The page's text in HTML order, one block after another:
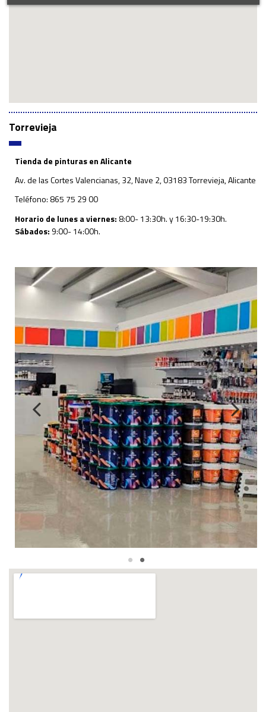
Torrevieja
Tienda de pinturas en Alicante
Av. de las Cortes Valencianas, 32, Nave 2, 03183 Torrevieja, Alicante
Teléfono: 865 75 29 00
Horario de lunes a viernes: 8:00- 13:30h. y 16:30-19:30h.
Sábados: 9:00- 14:00h.